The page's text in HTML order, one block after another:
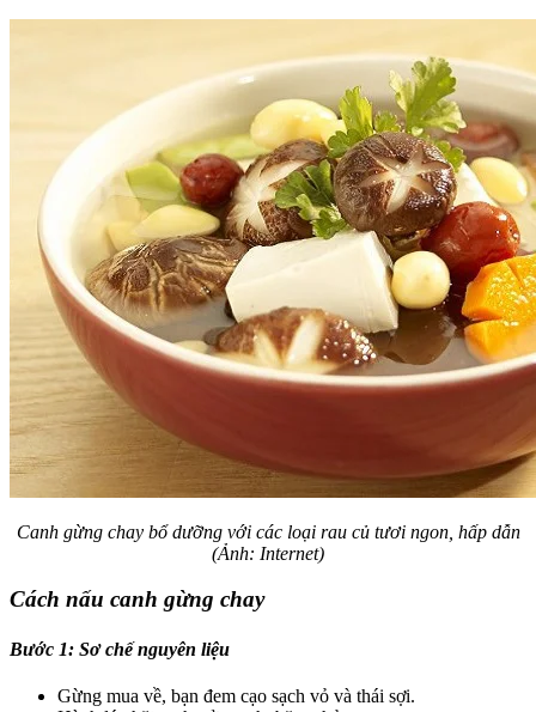
Canh gừng chay bổ dưỡng với các loại rau củ tươi ngon, hấp dẫn
(Ảnh: Internet)
Cách nấu canh gừng chay
Bước 1: Sơ chế nguyên liệu
Gừng mua về, bạn đem cạo sạch vỏ và thái sợi.